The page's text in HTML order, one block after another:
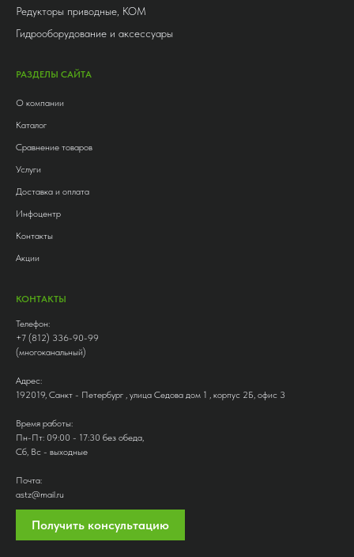
Редукторы приводные, КОМ
Гидрооборудование и аксессуары
РАЗДЕЛЫ САЙТА
О компании
Каталог
Сравнение товаров
Услуги
Доставка и оплата
Инфоцентр
Контакты
Акции
КОНТАКТЫ
Телефон:
+7 (812) 336-90-99
(многоканальный)
Адрес:
192019, Санкт - Петербург , улица Седова дом 1 , корпус 2Б, офис 3
Время работы:
Пн-Пт: 09:00 - 17:30 без обеда,
Сб, Вс - выходные
Почта:
astz@mail.ru
Получить консультацию